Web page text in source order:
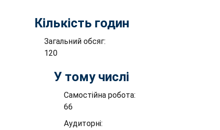
Кількість годин
Загальний обсяг:
120
У тому числі
Самостійна робота:
66
Аудиторні: